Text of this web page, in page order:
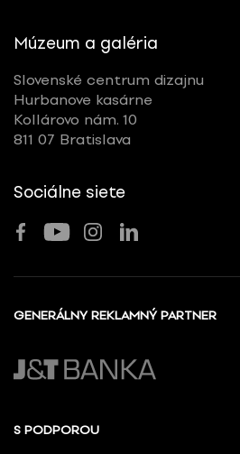
Múzeum a galéria
Slovenské centrum dizajnu
Hurbanove kasárne
Kollárovo nám. 10
811 07 Bratislava
Sociálne siete
GENERÁLNY REKLAMNÝ PARTNER
S PODPOROU